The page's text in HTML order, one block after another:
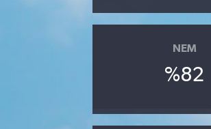
NEM
%82
TÜRKİYE'DE TREND HABERLER